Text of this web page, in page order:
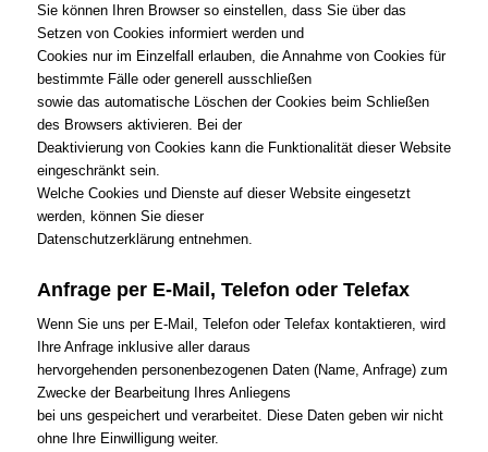
Sie können Ihren Browser so einstellen, dass Sie über das
Setzen von Cookies informiert werden und
Cookies nur im Einzelfall erlauben, die Annahme von Cookies für
bestimmte Fälle oder generell ausschließen
sowie das automatische Löschen der Cookies beim Schließen
des Browsers aktivieren. Bei der
Deaktivierung von Cookies kann die Funktionalität dieser Website
eingeschränkt sein.
Welche Cookies und Dienste auf dieser Website eingesetzt
werden, können Sie dieser
Datenschutzerklärung entnehmen.
Anfrage per E-Mail, Telefon oder Telefax
Wenn Sie uns per E-Mail, Telefon oder Telefax kontaktieren, wird
Ihre Anfrage inklusive aller daraus
hervorgehenden personenbezogenen Daten (Name, Anfrage) zum
Zwecke der Bearbeitung Ihres Anliegens
bei uns gespeichert und verarbeitet. Diese Daten geben wir nicht
ohne Ihre Einwilligung weiter.